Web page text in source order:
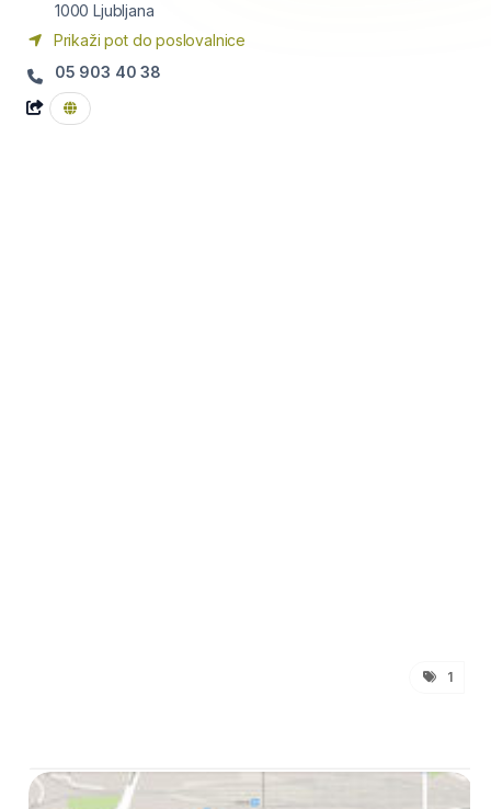
1000 Ljubljana
Prikaži pot do poslovalnice
05 903 40 38
1